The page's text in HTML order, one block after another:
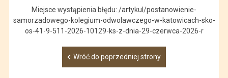
Miejsce wystąpienia błędu: /artykul/postanowienie-
samorzadowego-kolegium-odwolawczego-w-katowicach-sko-
os-41-9-511-2026-10129-ks-z-dnia-29-czerwca-2026-r
Wróć do poprzedniej strony